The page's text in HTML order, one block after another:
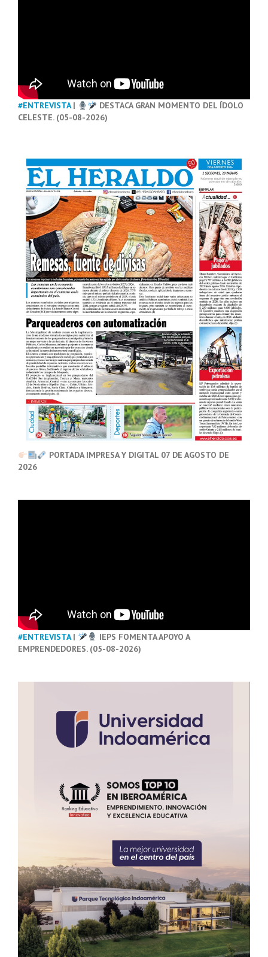
#ENTREVISTA|
DESTACA GRAN MOMENTO DEL ÍDOLO
CELESTE. (05-08-2026)
PORTADA IMPRESA Y DIGITAL 07 DE AGOSTO DE
2026
#ENTREVISTA|
IEPS FOMENTA APOYO A
EMPRENDEDORES. (05-08-2026)